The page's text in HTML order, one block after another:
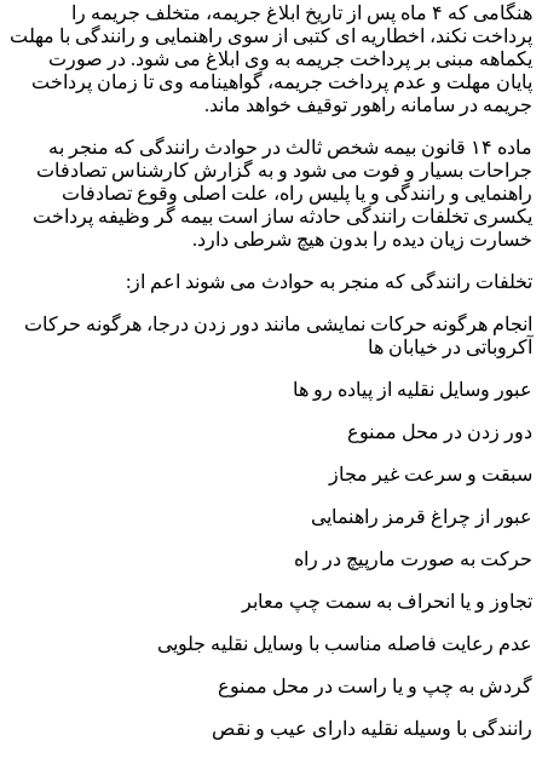
هنگامی که ۴ ماه پس از تاریخ ابلاغ جریمه، متخلف جریمه را
پرداخت نکند، اخطاریه ای کتبی از سوی راهنمایی و رانندگی با مهلت
یکماهه مبنی بر پرداخت جریمه به وی ابلاغ می شود. در صورت
پایان مهلت و عدم پرداخت جریمه، گواهینامه وی تا زمان پرداخت
جریمه در سامانه راهور توقیف خواهد ماند.
ماده ۱۴ قانون بیمه شخص ثالث در حوادث رانندگی که منجر به
جراحات بسیار و فوت می شود و به گزارش کارشناس تصادفات
راهنمایی و رانندگی و یا پلیس راه، علت اصلی وقوع تصادفات
یکسری تخلفات رانندگی حادثه ساز است بیمه گر وظیفه پرداخت
خسارت زیان دیده را بدون هیچ شرطی دارد.
تخلفات رانندگی که منجر به حوادث می شوند اعم از:
انجام هرگونه حرکات نمایشی مانند دور زدن درجا، هرگونه حرکات
آکروباتی در خیابان ها
عبور وسایل نقلیه از پیاده رو ها
دور زدن در محل ممنوع
سبقت و سرعت غیر مجاز
عبور از چراغ قرمز راهنمایی
حرکت به صورت مارپیچ در راه
تجاوز و یا انحراف به سمت چپ معابر
عدم رعایت فاصله مناسب با وسایل نقلیه جلویی
گردش به چپ و یا راست در محل ممنوع
رانندگی با وسیله نقلیه دارای عیب و نقص